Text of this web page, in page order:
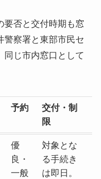
要否と交付時期も窓
警察署と東部市民セ
同じ市内窓口として
予約
交付・制
限
優
良・
一般
対象とな
る手続き
は即日。